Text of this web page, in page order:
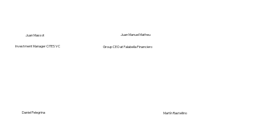
Juan Manuel Matheu
Group CEO at Falabella Financiero
Juan Massot
Investment Manager CITES VC
Daniel Pelegrina Martín Rastellino